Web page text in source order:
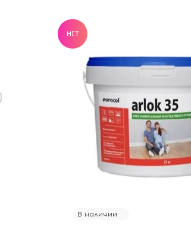
HIT
В наличии